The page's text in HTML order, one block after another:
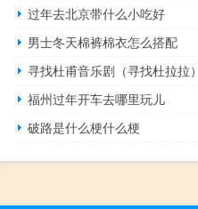
过年去北京带什么小吃好
男士冬天棉裤棉衣怎么搭配
寻找杜甫音乐剧（寻找杜拉拉）
福州过年开车去哪里玩儿
破路是什么梗什么梗